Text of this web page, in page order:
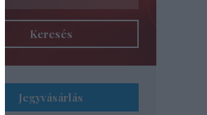
Keresés
Jegyvásárlás